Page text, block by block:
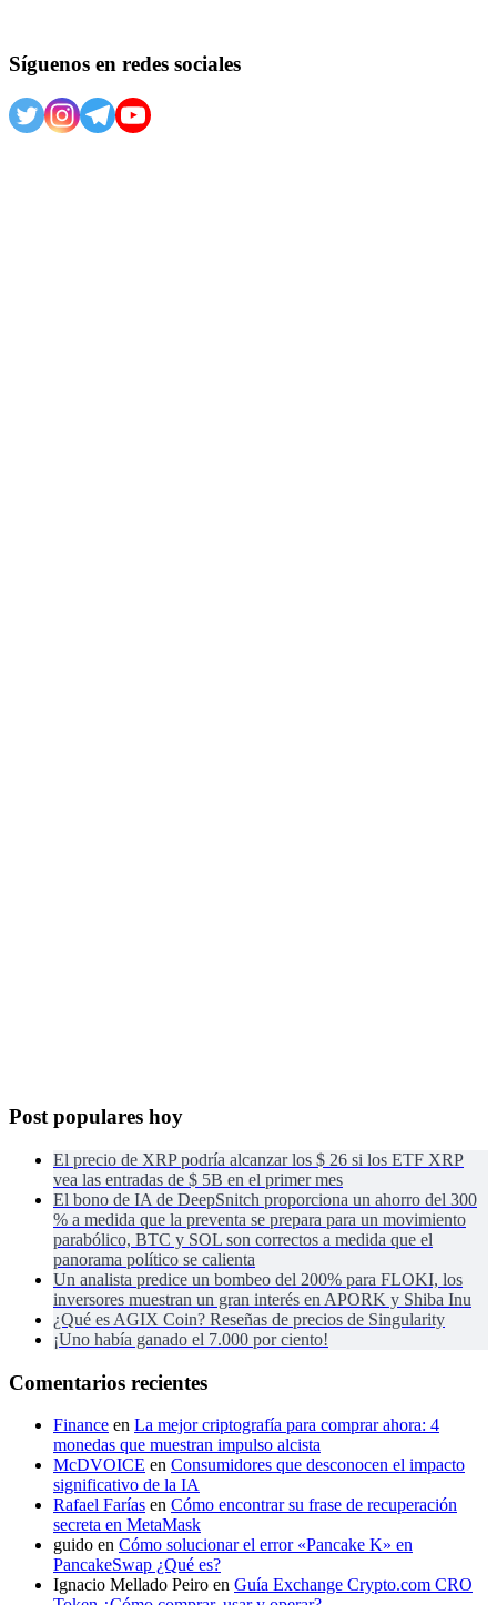
Síguenos en redes sociales
Post populares hoy
El precio de XRP podría alcanzar los $ 26 si los ETF XRP
vea las entradas de $ 5B en el primer mes
El bono de IA de DeepSnitch proporciona un ahorro del 300
% a medida que la preventa se prepara para un movimiento
parabólico, BTC y SOL son correctos a medida que el
panorama político se calienta
Un analista predice un bombeo del 200% para FLOKI, los
inversores muestran un gran interés en APORK y Shiba Inu
¿Qué es AGIX Coin? Reseñas de precios de Singularity
¡Uno había ganado el 7.000 por ciento!
Comentarios recientes
Finance en La mejor criptografía para comprar ahora: 4
monedas que muestran impulso alcista
McDVOICE en Consumidores que desconocen el impacto
significativo de la IA
Rafael Farías en Cómo encontrar su frase de recuperación
secreta en MetaMask
guido en Cómo solucionar el error «Pancake K» en
PancakeSwap ¿Qué es?
Ignacio Mellado Peiro en Guía Exchange Crypto.com CRO